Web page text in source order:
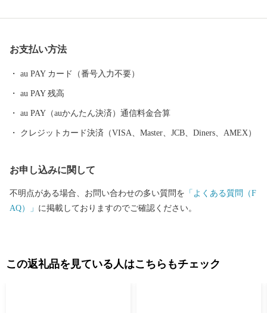
市はものづくり分野を中心に内発的に発展し、成長を遂げてきた
まちです。 その発展を支えてきたのは、女性の活躍、時代を見据
役になれる地域風土にあります。 今後、鯖江市が50年後、100年
後と将来にわたって成長力を確保し、持続可能なまちづくりを進
め、「誰一人取り残さない」社会の実現を目指し、「持続可能な
体、大学等と協働で一丸となって取り組みます。 お客様からいた
だいた個人情報は、鯖江市が責任をもって管理し、関係法令で定
められた場合を除き、第三者に譲渡したり、提供したりすること
供及び鯖江市のふるさと納税に関する情報提供のために使用させ
お支払い方法
au PAY カード（番号入力不要）
au PAY 残高
au PAY（auかんたん決済）通信料金合算
クレジットカード決済（VISA、Master、JCB、Diners、AMEX）
お申し込みに関して
不明点がある場合、お問い合わせの多い質問を 「よくある質問（F
AQ）」 に掲載しておりますのでご確認ください。
この返礼品を見ている人はこちらもチェック